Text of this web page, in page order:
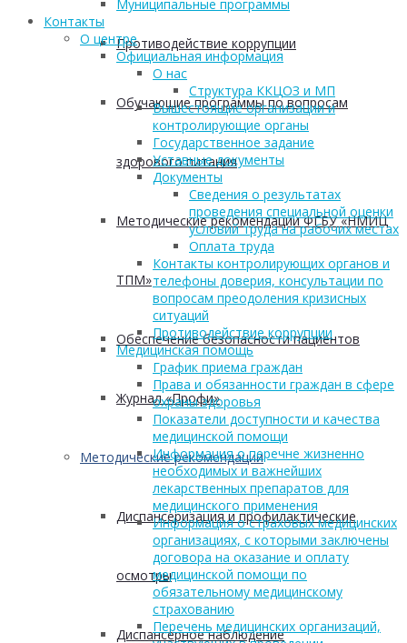
Противодействие коррупции
Обучающие программы по вопросам
здорового питания
Методические рекомендации ФГБУ «НМИЦ
ТПМ»
Обеспечение безопасности пациентов
Журнал «Профи»
Методические рекомендации
Диспансеризация и профилактические
осмотры
Диспансерное наблюдение
Муниципальные программы
Контакты
О центре
Официальная информация
О нас
Структура ККЦОЗ и МП
Вышестоящие организации и
контролирующие органы
Государственное задание
Уставные документы
Документы
Сведения о результатах
проведения специальной оценки
условий труда на рабочих местах
Оплата труда
Контакты контролирующих органов и
телефоны доверия, консультации по
вопросам преодоления кризисных
ситуаций
Противодействие коррупции
Медицинская помощь
График приема граждан
Права и обязанности граждан в сфере
охраны здоровья
Показатели доступности и качества
медицинской помощи
Информация о перечне жизненно
необходимых и важнейших
лекарственных препаратов для
медицинского применения
Информация о страховых медицинских
организациях, с которыми заключены
договора на оказание и оплату
медицинской помощи по
обязательному медицинскому
страхованию
Перечень медицинских организаций,